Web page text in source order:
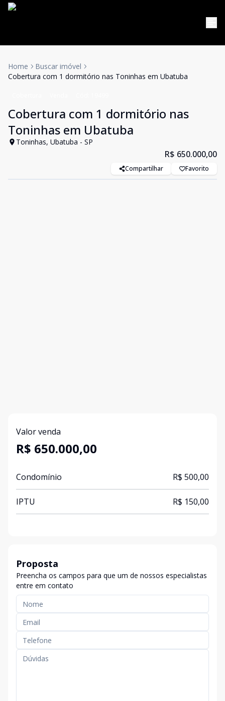
Home
Buscar imóvel
Cobertura com 1 dormitório nas Toninhas em Ubatuba
Cobertura com 1 dormitório nas
Toninhas em Ubatuba
Toninhas, Ubatuba - SP
R$ 650.000,00
Compartilhar Favorito
Valor venda
R$ 650.000,00
Condomínio R$ 500,00
IPTU R$ 150,00
Proposta
Preencha os campos para que um de nossos especialistas
entre em contato